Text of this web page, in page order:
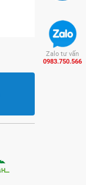
Zalo tư vấn
0983.750.566